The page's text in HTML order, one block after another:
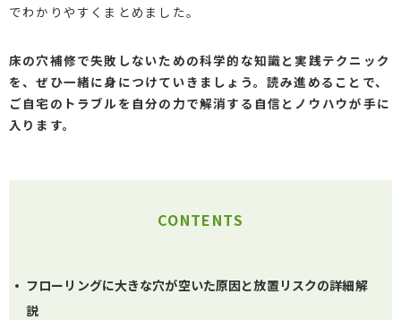
でわかりやすくまとめました。
床の穴補修で失敗しないための科学的な知識と実践テクニック
を、ぜひ一緒に身につけていきましょう。読み進めることで、
ご自宅のトラブルを自分の力で解消する自信とノウハウが手に
入ります。
CONTENTS
フローリングに大きな穴が空いた原因と放置リスクの詳細解
説